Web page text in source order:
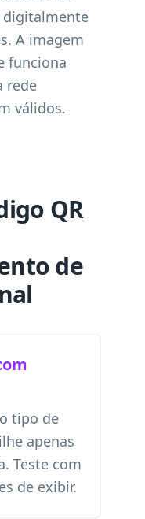
digitalmente
A imagem
funciona
rede
válidos.
QR
de
tipo de
apenas
Teste com
de exibir.